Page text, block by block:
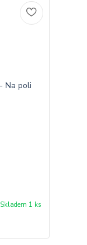
Skladem 1 ks